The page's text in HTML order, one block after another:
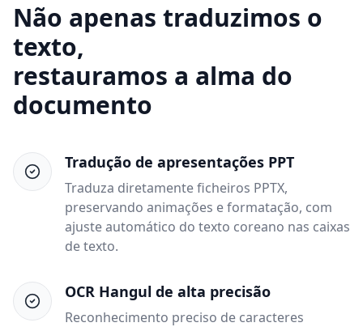
Não apenas traduzimos o
texto,
restauramos a alma do
documento
Tradução de apresentações PPT
Traduza diretamente ficheiros PPTX,
preservando animações e formatação, com
ajuste automático do texto coreano nas caixas
de texto.
OCR Hangul de alta precisão
Reconhecimento preciso de caracteres